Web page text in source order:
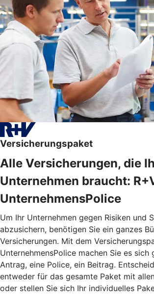
Versicherungspaket
Alle Versicherungen, die
Unternehmen braucht:
UnternehmensPolice
Um Ihr Unternehmen gegen Risiken und
abzusichern, benötigen Sie ein ganzes
Versicherungen. Mit dem
UnternehmensPolice machen Sie es sich
Antrag, eine Police, ein Beitrag.
entweder für das gesamte Paket mit
oder stellen Sie sich Ihr individuelles